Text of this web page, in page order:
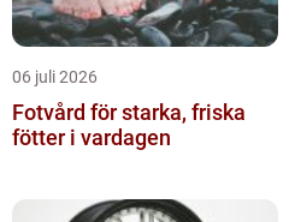
06 juli 2026
Fotvård för starka, friska
fötter i vardagen